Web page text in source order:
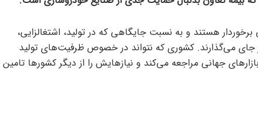
هستند و به نسبت جایگاهی که در تولید، اشتغالزایی،
جای می‌گذارند. کشوری که نتواند در خصوص ظرفیت‌های تولید
جهانی مراجعه می‌کند و نیازهایش را از دیگر کشور‌ها تامین